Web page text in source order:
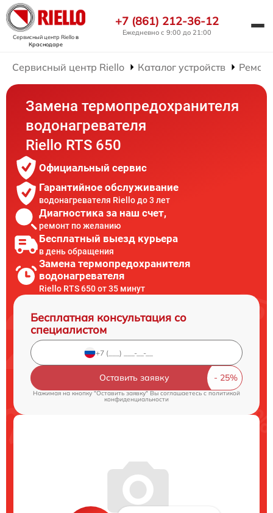
Сервисный центр Rielloв
Краснодаре
+7 (861) 212-36-12
Ежедневно с 9:00 до 21:00
Сервисный центр Riello Каталог устройств
Замена термопредохранителя
водонагревателя
Riello RTS 650
Официальный сервис
Гарантийное обслуживание
водонагревателя Riello до 3 лет
Диагностика за наш счет,
ремонт по желанию
Бесплатный выезд курьера
в день обращения
Замена термопредохранителя
водонагревателя
Riello RTS 650 от 35 минут
Бесплатная консультация со
специалистом
Оставить заявку
Нажимая на кнопку "Оставить заявку" Вы соглашаетесь c политикой
конфиденциальности